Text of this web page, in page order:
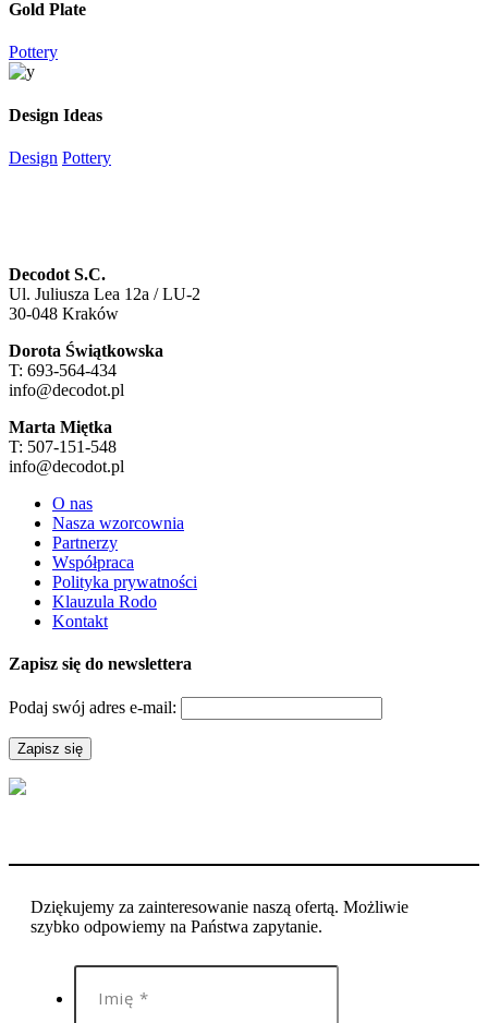
Gold Plate
Pottery
Design Ideas
Design Pottery
Decodot S.C.
Ul. Juliusza Lea 12a / LU-2
30-048 Kraków
Dorota Świątkowska
T: 693-564-434
info@decodot.pl
Marta Miętka
T: 507-151-548
info@decodot.pl
O nas
Nasza wzorcownia
Partnerzy
Współpraca
Polityka prywatności
Klauzula Rodo
Kontakt
Zapisz się do newslettera
Podaj swój adres e-mail:
Dziękujemy za zainteresowanie naszą ofertą. Możliwie
szybko odpowiemy na Państwa zapytanie.